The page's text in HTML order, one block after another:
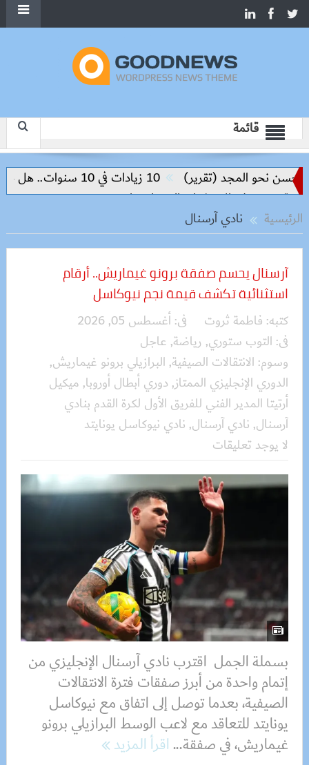
قائمة
10 زيادات في 10 سنوات.. هل حان الوقت لرفع دعم البنزين نهائيا؟
والتكنولوجيا
الرئيسية
نادي آرسنال
آرسنال يحسم صفقة برونو غيماريش.. أرقام
استثنائية تكشف قيمة نجم نيوكاسل
كتبه: فاطمة ثروت فى:أغسطس 05, 2026
فى: التوب ستوري, رياضة, عاجل
وسوم: الانتقالات الصيفية, البرازيلي برونو غيماريش,
الدوري الإنجليزي الممتاز, دوري أبطال أوروبا, ميكيل
أرتيتا المدير الفني للفريق الأول لكرة القدم بنادي
آرسنال, نادي آرسنال, نادي نيوكاسل يونايتد
لا يوجد تعليقات
بسملة الجمل اقترب نادي آرسنال الإنجليزي من
إتمام واحدة من أبرز صفقات فترة الانتقالات
الصيفية، بعدما توصل إلى اتفاق مع نيوكاسل
يونايتد للتعاقد مع لاعب الوسط البرازيلي برونو
غيماريش، في صفقة...اقرأ المزيد